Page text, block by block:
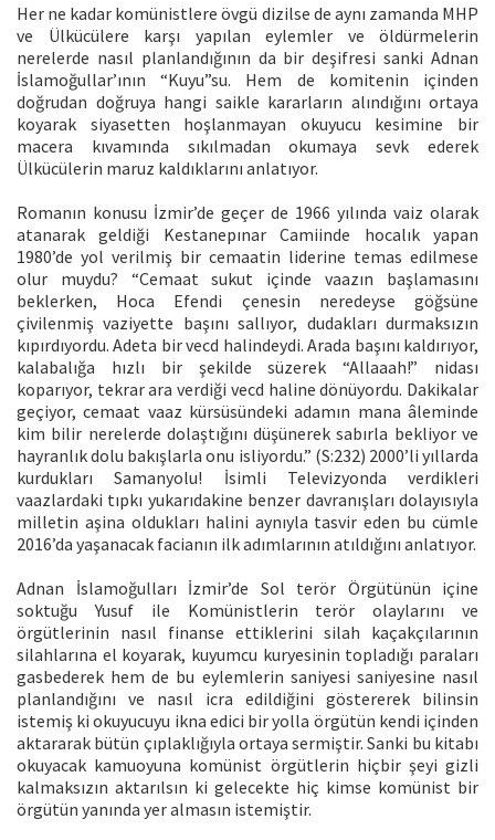
Her ne kadar komünistlere övgü dizilse de aynı zamanda MHP
ve Ülkücülere karşı yapılan eylemler ve öldürmelerin
nerelerde nasıl planlandığının da bir deşifresi sanki Adnan
İslamoğullar’ının “Kuyu”su. Hem de komitenin içinden
doğrudan doğruya hangi saikle kararların alındığını ortaya
koyarak siyasetten hoşlanmayan okuyucu kesimine bir
macera kıvamında sıkılmadan okumaya sevk ederek
Ülkücülerin maruz kaldıklarını anlatıyor.
Romanın konusu İzmir’de geçer de 1966 yılında vaiz olarak
atanarak geldiği Kestanepınar Camiinde hocalık yapan
1980’de yol verilmiş bir cemaatin liderine temas edilmese
olur muydu? “Cemaat sukut içinde vaazın başlamasını
beklerken, Hoca Efendi çenesin neredeyse göğsüne
çivilenmiş vaziyette başını sallıyor, dudakları durmaksızın
kıpırdıyordu. Adeta bir vecd halindeydi. Arada başını kaldırıyor,
kalabalığa hızlı bir şekilde süzerek “Allaaah!” nidası
koparıyor, tekrar ara verdiği vecd haline dönüyordu. Dakikalar
geçiyor, cemaat vaaz kürsüsündeki adamın mana âleminde
kim bilir nerelerde dolaştığını düşünerek sabırla bekliyor ve
hayranlık dolu bakışlarla onu isliyordu.” (S:232) 2000’li yıllarda
kurdukları Samanyolu! İsimli Televizyonda verdikleri
vaazlardaki tıpkı yukarıdakine benzer davranışları dolayısıyla
milletin aşina oldukları halini aynıyla tasvir eden bu cümle
2016’da yaşanacak facianın ilk adımlarının atıldığını anlatıyor.
Adnan İslamoğulları İzmir’de Sol terör Örgütünün içine
soktuğu Yusuf ile Komünistlerin terör olaylarını ve
örgütlerinin nasıl finanse ettiklerini silah kaçakçılarının
silahlarına el koyarak, kuyumcu kuryesinin topladığı paraları
gasbederek hem de bu eylemlerin saniyesi saniyesine nasıl
planlandığını ve nasıl icra edildiğini göstererek bilinsin
istemiş ki okuyucuyu ikna edici bir yolla örgütün kendi içinden
aktararak bütün çıplaklığıyla ortaya sermiştir. Sanki bu kitabı
okuyacak kamuoyuna komünist örgütlerin hiçbir şeyi gizli
kalmaksızın aktarılsın ki gelecekte hiç kimse komünist bir
örgütün yanında yer almasın istemiştir.